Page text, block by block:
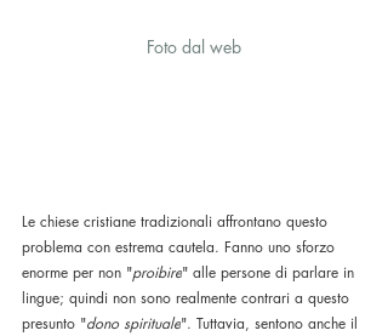
Foto dal web
Le chiese cristiane tradizionali affrontano questo
problema con estrema cautela. Fanno uno sforzo
enorme per non "proibire" alle persone di parlare in
lingue; quindi non sono realmente contrari a questo
presunto "dono spirituale". Tuttavia, sentono anche il